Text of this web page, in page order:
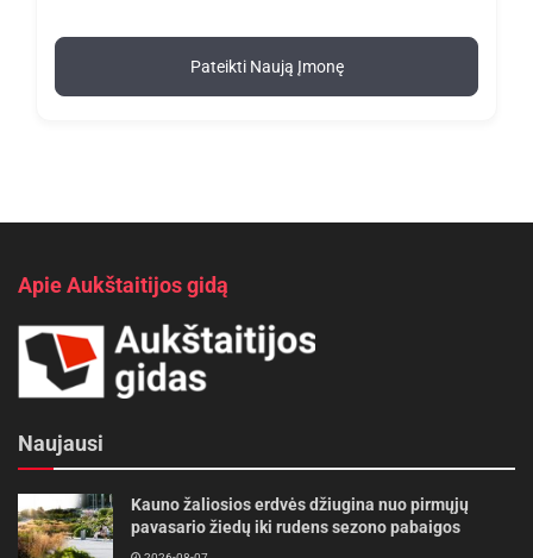
Pateikti Naują Įmonę
Apie Aukštaitijos gidą
Naujausi
Kauno žaliosios erdvės džiugina nuo pirmųjų
pavasario žiedų iki rudens sezono pabaigos